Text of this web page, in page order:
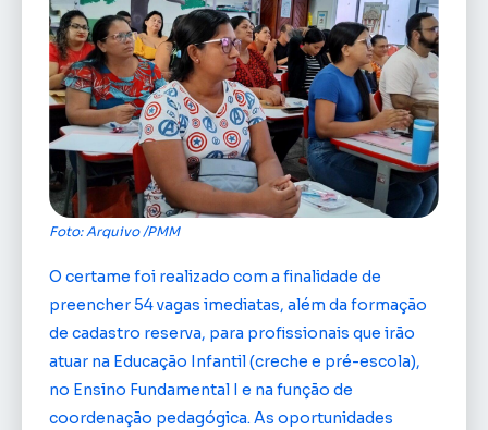
Foto: Arquivo /PMM
O certame foi realizado com a finalidade de
preencher 54 vagas imediatas, além da formação
de cadastro reserva, para profissionais que irão
atuar na Educação Infantil (creche e pré-escola),
no Ensino Fundamental I e na função de
coordenação pedagógica. As oportunidades